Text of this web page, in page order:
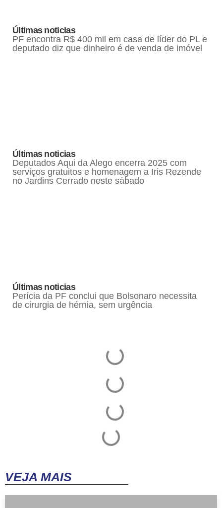
Últimas noticias
PF encontra R$ 400 mil em casa de líder do PL e
deputado diz que dinheiro é de venda de imóvel
Últimas noticias
Deputados Aqui da Alego encerra 2025 com
serviços gratuitos e homenagem a Iris Rezende
no Jardins Cerrado neste sábado
Últimas noticias
Perícia da PF conclui que Bolsonaro necessita
de cirurgia de hérnia, sem urgência
VEJA MAIS